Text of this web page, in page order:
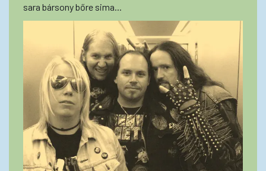
sara bársony bőre sima...